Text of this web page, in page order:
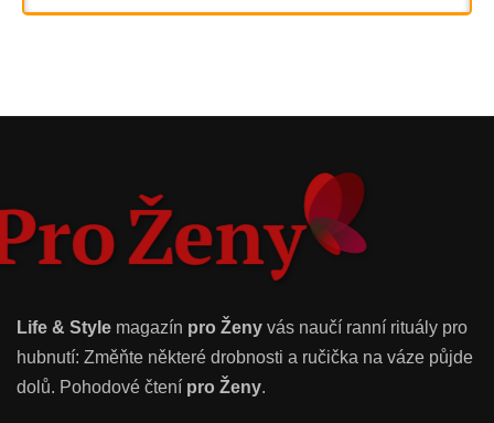
Life & Style magazín pro Ženy vás naučí ranní rituály pro
hubnutí: Změňte některé drobnosti a ručička na váze půjde
dolů. Pohodové čtení pro Ženy.